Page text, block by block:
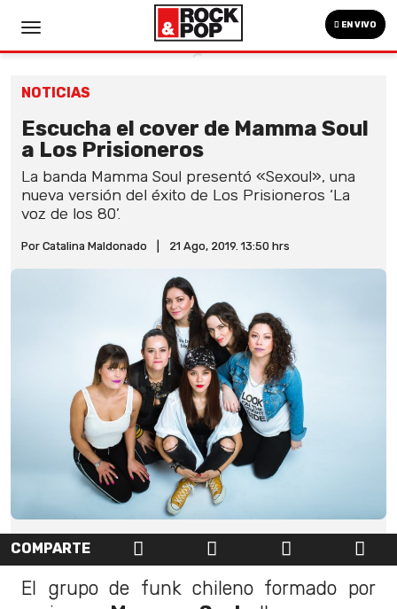
EN VIVO
NOTICIAS
Escucha el cover de Mamma Soul
a Los Prisioneros
La banda Mamma Soul presentó «Sexoul», una
nueva versión del éxito de Los Prisioneros ‘La
voz de los 80’.
Por Catalina Maldonado 21 Ago, 2019. 13:50 hrs
COMPARTE
El grupo de funk chileno formado por